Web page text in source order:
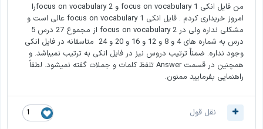
من فایل انکی focus on vocabulary 1 و focus on vocabulary 2را
امروز خریداری کردم . فایل انکی focus on vocabulary 1 عالی است و
مشکلی نداره ولی در focus on vocabulary 2 از مجموع 27 درس 5
درس به شماره های 4 و 8 و 12 و 16 و 20 و 24 متاسفانه در فایل انکی
وجود نداره. ضمناٌ ترتیب دروس نیز در فایل انکی به ترتیب نمیباشد. و
همچنین در قسمت Answer تلفظ کلمات و جملات گفته نمیشود. لطفاً
راهنمایی بفرمایید ممنون.
1 نقل قول